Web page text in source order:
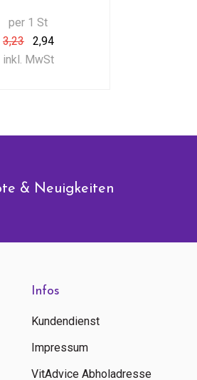
per 1 St
3,23
2,94
inkl. MwSt
& Neuigkeiten
Infos
Kundendienst
Impressum
VitAdvice Abholadresse